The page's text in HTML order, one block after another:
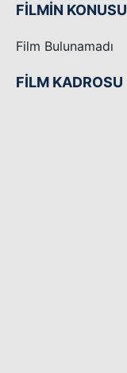
FİLMİN KONUSU
Film Bulunamadı
FİLM KADROSU